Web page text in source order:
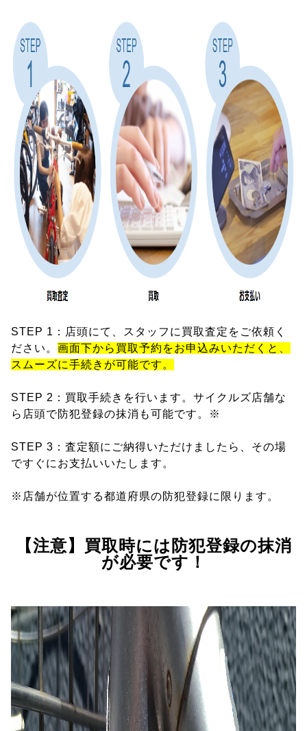
STEP 1：店頭にて、スタッフに買取査定をご依頼く
ださい。 画面下から買取予約をお申込みいただくと、
スムーズに手続きが可能です。
STEP 2：買取手続きを行います。サイクルズ店舗な
ら店頭で防犯登録の抹消も可能です。※
STEP 3：査定額にご納得いただけましたら、その場
ですぐにお支払いいたします。
※店舗が位置する都道府県の防犯登録に限ります。
【注意】買取時には防犯登録の抹消
が必要です！